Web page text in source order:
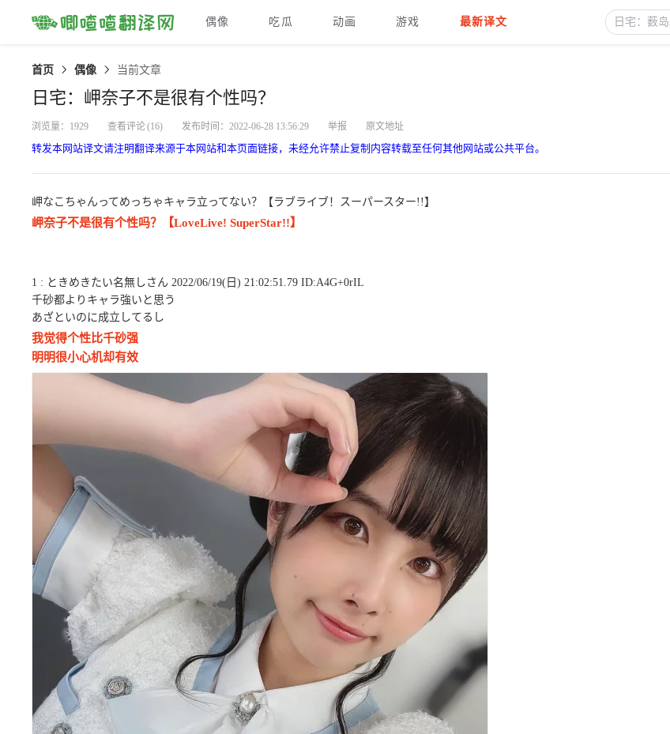
偶像 吃瓜 动画 游戏 最新译文
首页 偶像 当前文章
日宅：岬奈子不是很有个性吗？
浏览量：1929 查看评论(16) 发布时间：2022-06-28 13:56:29 举报 原文地址
转发本网站译文请注明翻译来源于本网站和本页面链接，未经允许禁止复制内容转载至任何其他网站或公共平台。
岬なこちゃんってめっちゃキャラ立ってない？【ラブライブ！スーパースター!!】
岬奈子不是很有个性吗？【LoveLive! SuperStar!!】
1 : ときめきたい名無しさん 2022/06/19(日) 21:02:51.79 ID:A4G+0rIL
千砂都よりキャラ強いと思う
あざといのに成立してるし
我觉得个性比千砂强
明明很小心机却有效